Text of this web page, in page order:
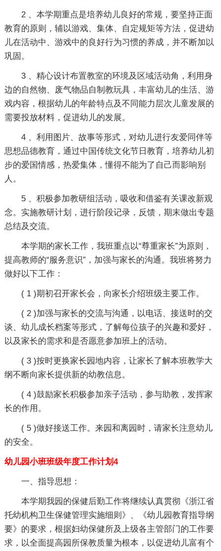
2 、本学期重点是培养幼儿良好的常规，要坚持正面
教育的原则，辅以游戏、集体、自定规矩等方法，促进幼
儿在活动中、游戏中的良好行为习惯的养成，并不断加以
巩固。
3 、精心设计布置教室的环境及区域活动角，利用身
边的自然物、废气物品自制教玩具，丰富幼儿的生活、游
戏内容，根据幼儿的年龄特点及不同能力层次儿童发展的
需要投放材料，促进幼儿的发展。
4 、利用图片、故事等形式，对幼儿进行友爱同伴等
思想品德教育，通过中国传统文化节日教育，培养幼儿初
步的爱国情感，热爱集体，懂得不能为了自己而影响别
人。
5 、积极参加教研组活动，吸收和借鉴有关课改新观
念。实施教研计划，进行阶段记录，反馈，期末做出专题
总结及交流。
本学期的家长工作，我班重点以“尊重家长”为原则，
提高教师的“服务意识”，加强与家长的沟通。我班将努力
做好以下工作：
( 1 )期初召开家长会，向家长介绍班级主要工作。
( 2 )加强与家长的交流与沟通，以电话、接送时的交
谈、幼儿成长档案等形式，了解每位孩子的兴趣和爱好，
以及家长的需求和是否愿意参加班上的活动。
( 3 )按时更换家长园地内容，让家长了解本班教学大
纲不断向家长提供新的幼教信息。
( 4 )鼓励家长积极参加亲子活动，参与助教，发挥家
长的作用。
( 5 )做好接送工作。来园和离园时，请家长注意幼儿
的安全。
幼儿园小班班级年度工作计划4
一、指导思想：
本学期我园的保健后勤工作将继续认真贯彻《浙江省
托幼机构卫生保健管理实施细则》、《幼儿园教育指导纲
要》的要求，根据妇幼保健所及上级各主管部门的工作要
求，以全面提高园所保教质量为根本，以促进幼儿富有个